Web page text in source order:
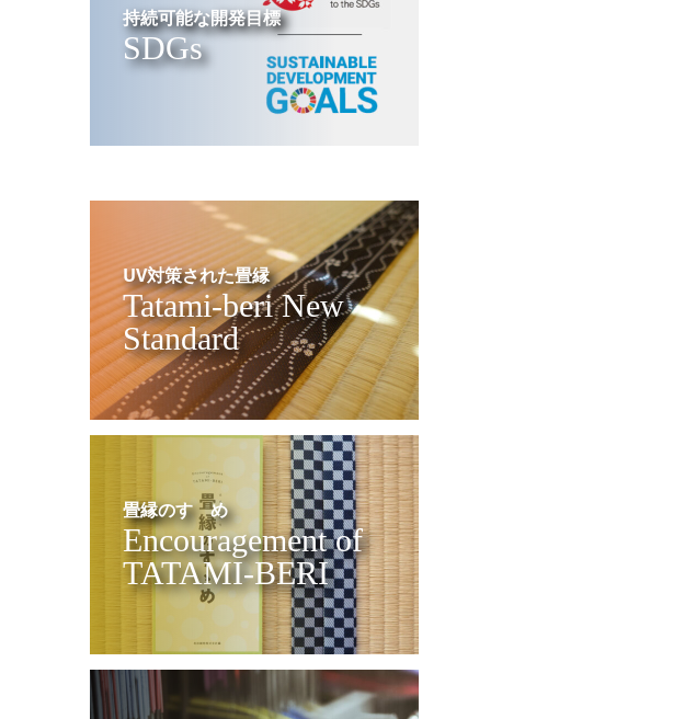
持続可能な開発目標
SDGs
UV対策された畳縁
Tatami-beri New
Standard
畳縁のすゝめ
Encouragement of
TATAMI-BERI